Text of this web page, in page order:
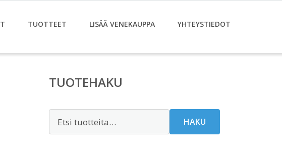
TUOTTEET LISÄÄ VENEKAUPPA YHTEYSTIEDOT
TUOTEHAKU
HAKU